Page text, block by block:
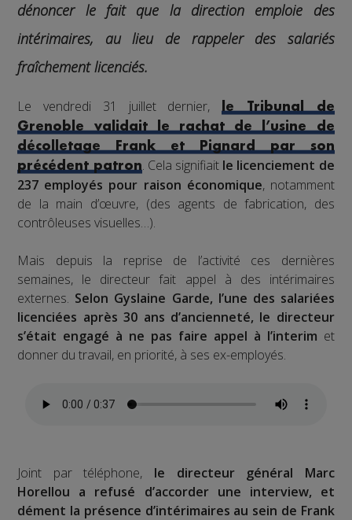
dénoncer le fait que la direction emploie des
intérimaires, au lieu de rappeler des salariés
fraîchement licenciés.
Le vendredi 31 juillet dernier, le Tribunal de
Grenoble validait le rachat de l’usine de
décolletage Frank et Pignard par son
précédent patron. Cela signifiait le licenciement de
237 employés pour raison économique, notamment
de la main d’œuvre, (des agents de fabrication, des
contrôleuses visuelles…).
Mais depuis la reprise de l’activité ces dernières
semaines, le directeur fait appel à des intérimaires
externes. Selon Gyslaine Garde, l’une des salariées
licenciées après 30 ans d’ancienneté, le directeur
s’était engagé à ne pas faire appel à l’interim et
donner du travail, en priorité, à ses ex-employés.
Joint par téléphone, le directeur général Marc
Horellou a refusé d’accorder une interview, et
dément la présence d’intérimaires au sein de Frank